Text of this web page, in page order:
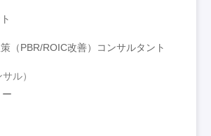
（PBR/ROIC改善）コンサルタント
ル）